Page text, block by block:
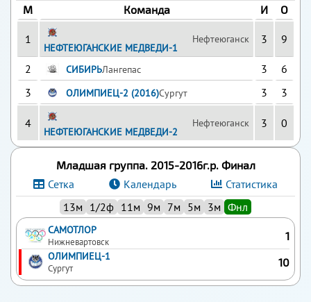
М Команда И О
1
НЕФТЕЮГАНСКИЕ МЕДВЕДИ-1
Нефтеюганск 3 9
2 СИБИРЬЛангепас 3
6
3
ОЛИМПИЕЦ-2 (2016)Сургут 3 3
4
НЕФТЕЮГАНСКИЕ МЕДВЕДИ-2
Нефтеюганск 3 0
Младшая группа. 2015-2016г.р. Финал
Сетка Календарь Статистика
13м 1/2ф 11м 9м 7м 5м 3м Фнл
САМОТЛОР
Нижневартовск
1
ОЛИМПИЕЦ-1
Сургут 10